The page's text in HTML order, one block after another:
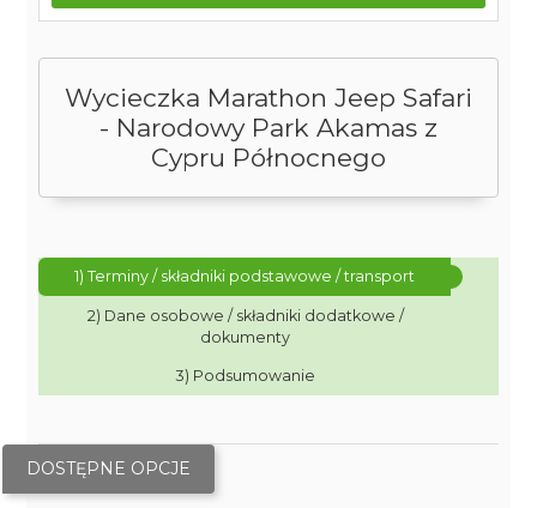
Wycieczka Marathon Jeep Safari
- Narodowy Park Akamas z
Cypru Północnego
1) Terminy / składniki podstawowe / transport
2) Dane osobowe / składniki dodatkowe /
dokumenty
3) Podsumowanie
DOSTĘPNE OPCJE